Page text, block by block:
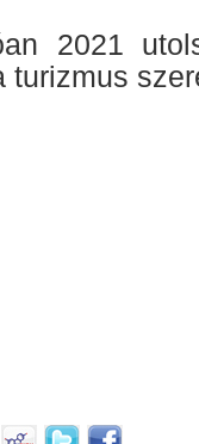
2021
turizmus